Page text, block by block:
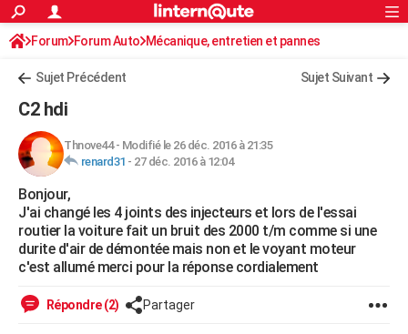
ACTUALITÉS
Politique
Société
Faits Divers
Education
Monde
Villes
+
FINANCE
Retraite
Impôts
Epargne
Immobilier
Risques naturels par ville
Banque
Assurance
Crédit
AUTO
Essais
Réserver un essai
Citadines
Berlines
SUV
Forum auto
+HIGH-TECH
Mobiles
Meilleur smartphone
Internet
Ordinateurs
Jeux vidéo
Guide high-tech
+BRICOLAGE
Forum
Aménagement intérieur
Extérieur
Cuisine
Salle de bains
Jardinage
Rangement
Guides de France
Escapades
Patrimoine
Expositions
Musées
Week-end nature
Rechercher
S'inscrire
Connexion
Forum Forum Auto Mécanique, entretien et pannes
Sujet Précédent Sujet Suivant
C2 hdi
Thnove44- Modifié le 26 déc. 2016 à 21:35
renard31 - 27 déc. 2016 à 12:04
Bonjour,
J'ai changé les 4 joints des injecteurs et lors de l'essai
routier la voiture fait un bruit des 2000 t/m comme si une
durite d'air de démontée mais non et le voyant moteur
c'est allumé merci pour la réponse cordialement
Répondre (2) Partager